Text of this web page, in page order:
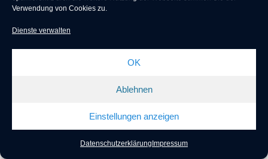
Verwendung von Cookies zu.
Dienste verwalten
OK
Ablehnen
Einstellungen anzeigen
Datenschutzerklärung Impressum
empfehlen.